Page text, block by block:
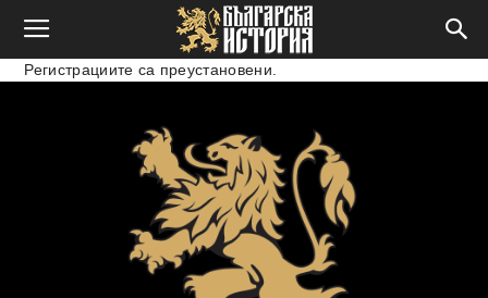
Регистрациите са преустановени.